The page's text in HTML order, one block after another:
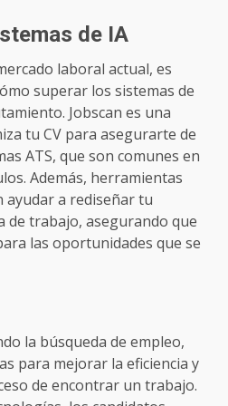
de IA
laboral actual, es
superar los sistemas de
Jobscan es una
tu CV para asegurarte de
ATS, que son comunes en
Además, herramientas
ayudar a rediseñar tu
de trabajo, asegurando que
las oportunidades que se
la búsqueda de empleo,
para mejorar la eficiencia y
de encontrar un trabajo.